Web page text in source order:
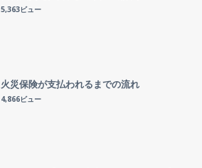
5,363ビュー
火災保険が支払われるまでの流れ
4,866ビュー